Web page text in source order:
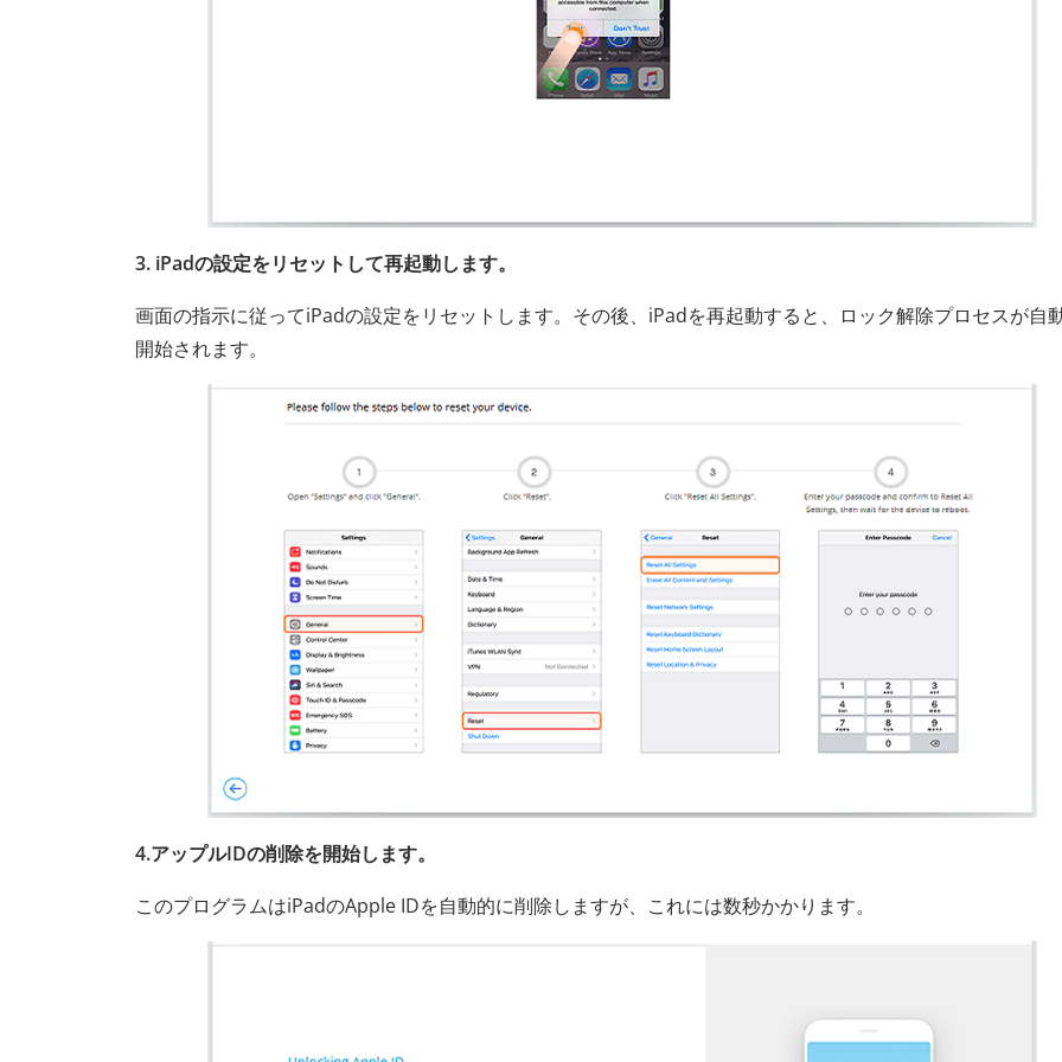
3. iPadの設定をリセットして再起動します。
画面の指示に従ってiPadの設定をリセットします。その後、iPadを再起動すると、ロック解除プロセスが自
開始されます。
4.アップルIDの削除を開始します。
このプログラムはiPadのApple IDを自動的に削除しますが、これには数秒かかります。